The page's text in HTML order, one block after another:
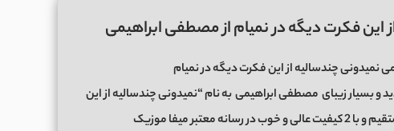
این فکرت دیگه در نمیام از مصطفی ابراهیمی
نمیدونی چندسالیه از این فکرت دیگه در نمیام
و بسیار زیبای مصطفی ابراهیمیبه نام “نمیدونی چندسالیه از این
میفا موزیک